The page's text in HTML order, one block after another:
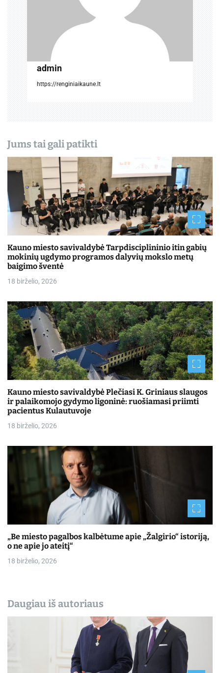
admin
https://renginiaikaune.lt
Jums tai gali patikti
Kauno miesto savivaldybė Tarpdisciplininio itin gabių
mokinių ugdymo programos dalyvių mokslo metų
baigimo šventė
18 birželio, 2026
Kauno miesto savivaldybė Plečiasi K. Griniaus slaugos
ir palaikomojo gydymo ligoninė: ruošiamasi priimti
pacientus Kulautuvoje
18 birželio, 2026
„Be miesto pagalbos kalbėtume apie „Žalgirio“ istoriją,
o ne apie jo ateitį“
18 birželio, 2026
Daugiau iš autoriaus